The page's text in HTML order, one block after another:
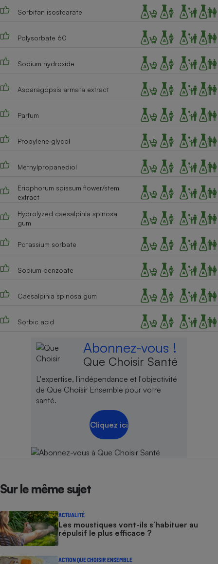
Sorbitan isostearate
Polysorbate 60
Sodium hydroxide
Asparagopsis armata extract
Parfum
Propylene glycol
Methylpropanediol
Eriophorum spissum flower/stem
extract
Hydrolyzed caesalpinia spinosa
gum
Potassium sorbate
Sodium benzoate
Caesalpinia spinosa gum
Sorbic acid
Abonnez-vous !
Que Choisir Santé
L'expertise, l'indépendance et l'objectivité
de Que Choisir Ensemble pour votre
santé.
Cliquez ici
Sur le même sujet
ACTUALITÉ
Les moustiques vont-ils s’habituer au
répulsif le plus efficace ?
ACTION QUE CHOISIR ENSEMBLE